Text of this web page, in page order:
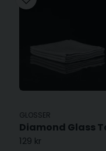
GLOSSER
129 kr